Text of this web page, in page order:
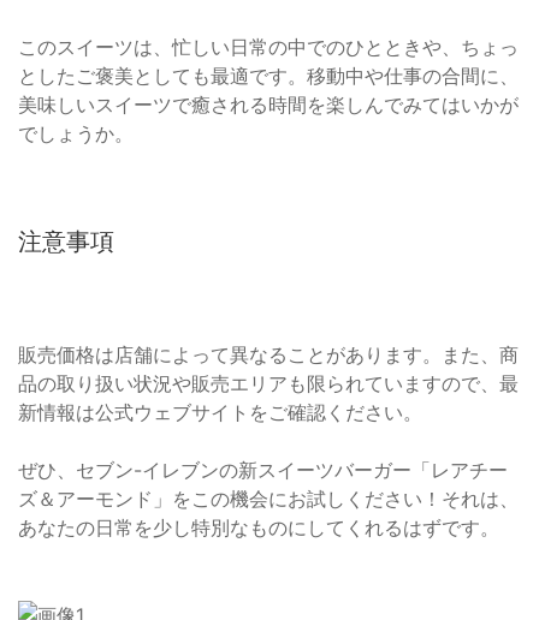
このスイーツは、忙しい日常の中でのひとときや、ちょっ
としたご褒美としても最適です。移動中や仕事の合間に、
美味しいスイーツで癒される時間を楽しんでみてはいかが
でしょうか。
注意事項
販売価格は店舗によって異なることがあります。また、商
品の取り扱い状況や販売エリアも限られていますので、最
新情報は公式ウェブサイトをご確認ください。
ぜひ、セブン-イレブンの新スイーツバーガー「レアチー
ズ＆アーモンド」をこの機会にお試しください！それは、
あなたの日常を少し特別なものにしてくれるはずです。